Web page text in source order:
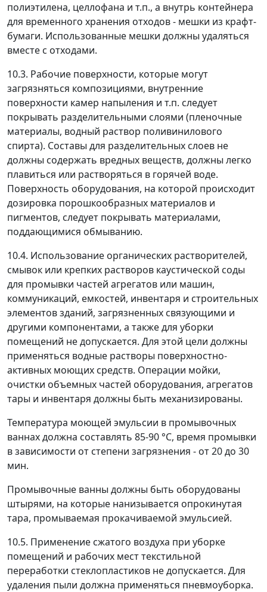
полиэтилена, целлофана и т.п., а внутрь контейнера
для временного хранения отходов - мешки из крафт-
бумаги. Использованные мешки должны удаляться
вместе с отходами.
10.3. Рабочие поверхности, которые могут
загрязняться композициями, внутренние
поверхности камер напыления и т.п. следует
покрывать разделительными слоями (пленочные
материалы, водный раствор поливинилового
спирта). Составы для разделительных слоев не
должны содержать вредных веществ, должны легко
плавиться или растворяться в горячей воде.
Поверхность оборудования, на которой происходит
дозировка порошкообразных материалов и
пигментов, следует покрывать материалами,
поддающимися обмыванию.
10.4. Использование органических растворителей,
смывок или крепких растворов каустической соды
для промывки частей агрегатов или машин,
коммуникаций, емкостей, инвентаря и строительных
элементов зданий, загрязненных связующими и
другими компонентами, а также для уборки
помещений не допускается. Для этой цели должны
применяться водные растворы поверхностно-
активных моющих средств. Операции мойки,
очистки объемных частей оборудования, агрегатов
тары и инвентаря должны быть механизированы.
Температура моющей эмульсии в промывочных
ваннах должна составлять 85-90 °C, время промывки
в зависимости от степени загрязнения - от 20 до 30
мин.
Промывочные ванны должны быть оборудованы
штырями, на которые нанизывается опрокинутая
тара, промываемая прокачиваемой эмульсией.
10.5. Применение сжатого воздуха при уборке
помещений и рабочих мест текстильной
переработки стеклопластиков не допускается. Для
удаления пыли должна применяться пневмоуборка.